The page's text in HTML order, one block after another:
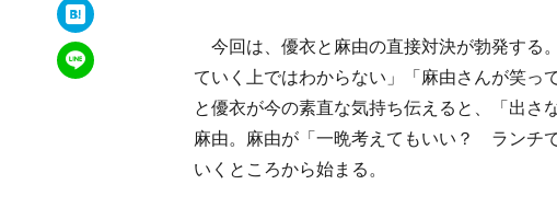
はてなブックマーク
LINEで送る
今回は、優衣と麻由の直接対決が勃発する
ていく上ではわからない」「麻由さんが笑っ
と優衣が今の素直な気持ち伝えると、「出
麻由。麻由が「一晩考えてもいい？ ランチ
いくところから始まる。